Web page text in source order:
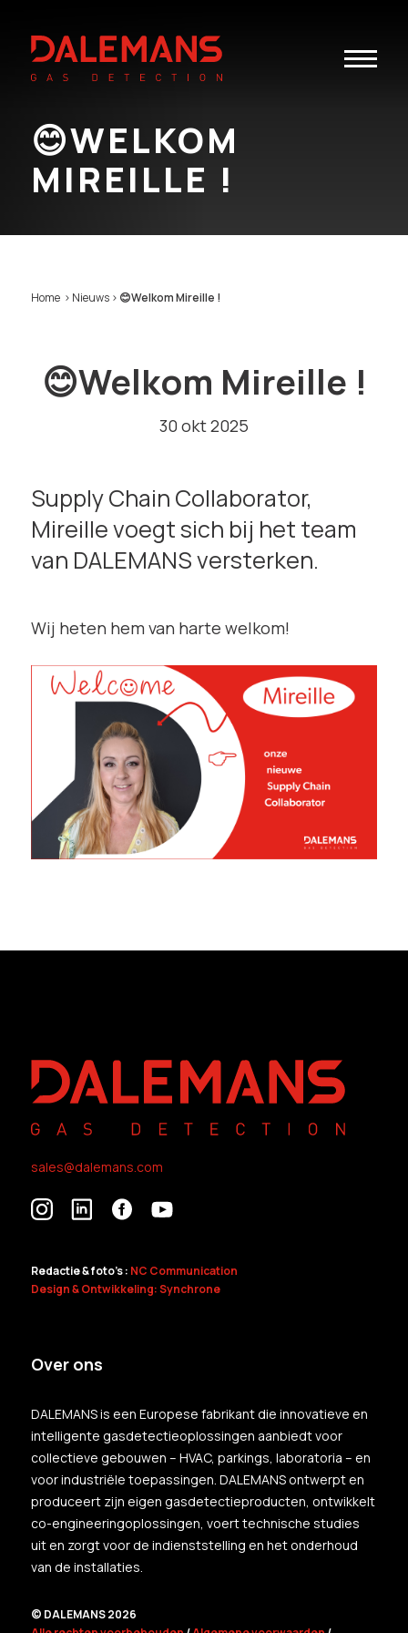
Toggle
😊WELKOM
MIREILLE !
Home > Nieuws > 😊Welkom Mireille !
😊Welkom Mireille !
30 okt 2025
Supply Chain Collaborator,
Mireille voegt sich bij het team
van DALEMANS versterken.
Wij heten hem van harte welkom!
sales@dalemans.com
Redactie & foto's : NC Communication
Design & Ontwikkeling: Synchrone
Over ons
DALEMANS is een Europese fabrikant die innovatieve en
intelligente gasdetectieoplossingen aanbiedt voor
collectieve gebouwen – HVAC, parkings, laboratoria – en
voor industriële toepassingen. DALEMANS ontwerpt en
produceert zijn eigen gasdetectieproducten, ontwikkelt
co-engineeringoplossingen, voert technische studies
uit en zorgt voor de indienststelling en het onderhoud
van de installaties.
© DALEMANS 2026